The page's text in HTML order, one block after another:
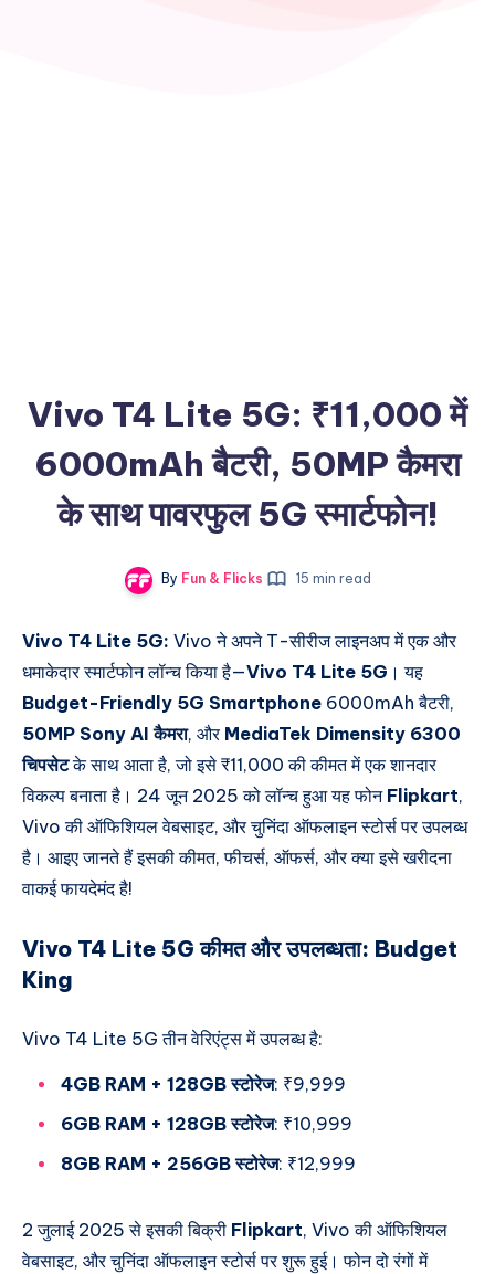
Vivo T4 Lite 5G: ₹11,000 में
6000mAh बैटरी, 50MP कैमरा
के साथ पावरफुल 5G स्मार्टफोन!
By Fun & Flicks 15 min read
Vivo T4 Lite 5G: Vivo ने अपने T-सीरीज लाइनअप में एक और
धमाकेदार स्मार्टफोन लॉन्च किया है—Vivo T4 Lite 5G । यह
Budget-Friendly 5G Smartphone 6000mAh बैटरी,
50MP Sony AI कैमरा, और MediaTek Dimensity 6300
चिपसेटके साथ आता है, जो इसे ₹11,000 की कीमत में एक शानदार
विकल्प बनाता है। 24 जून 2025 को लॉन्च हुआ यह फोन Flipkart,
Vivo की ऑफिशियल वेबसाइट, और चुनिंदा ऑफलाइन स्टोर्स पर उपलब्ध
है। आइए जानते हैं इसकी कीमत, फीचर्स, ऑफर्स, और क्या इसे खरीदना
वाकई फायदेमंद है!
Vivo T4 Lite 5G कीमत और उपलब्धता: Budget
King
Vivo T4 Lite 5G तीन वेरिएंट्स में उपलब्ध है:
4GB RAM + 128GB स्टोरेज: ₹9,999
6GB RAM + 128GB स्टोरेज: ₹10,999
8GB RAM + 256GB स्टोरेज: ₹12,999
2 जुलाई 2025 से इसकी बिक्री Flipkart, Vivo की ऑफिशियल
वेबसाइट, और चुनिंदा ऑफलाइन स्टोर्स पर शुरू हुई। फोन दो रंगों में